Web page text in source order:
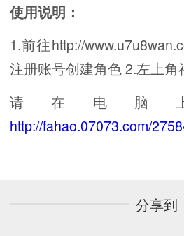
使用说明：
1.前往http://
注册账号创建角色 2.左上角
请在电脑
http://fahao.07073.com/
分享到